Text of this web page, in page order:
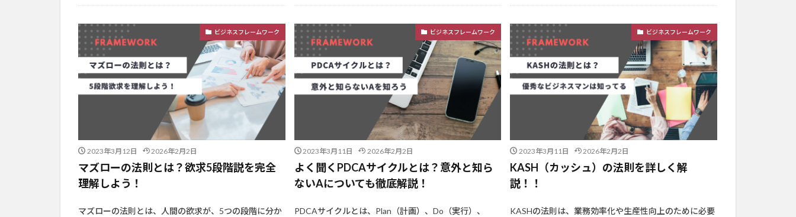
ビジネスフレームワーク
2023年3月12日 2026年2月2日
マズローの法則とは？欲求5段階説を完全
理解しよう！
マズローの法則とは、人間の欲求が、5つの段階に分か
ビジネスフレームワーク
2023年3月11日 2026年2月2日
よく聞くPDCAサイクルとは？意外と知ら
ないAについても徹底解説！
PDCAサイクルとは、Plan（計画）、Do（実行）、
ビジネスフレームワーク
2023年3月11日 2026年2月2日
KASH（カッシュ）の法則を詳しく解
説！！
KASHの法則は、業務効率化や生産性向上のために必要